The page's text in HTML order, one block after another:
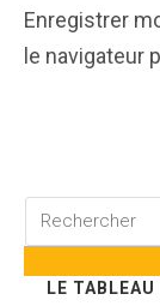
(optional)
Enregistrer
le navigateur
siteLE